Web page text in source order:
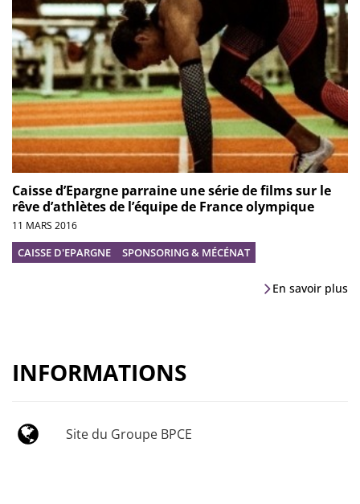
Caisse d’Epargne parraine une série de films sur le
rêve d’athlètes de l’équipe de France olympique
11 MARS 2016
CAISSE D'EPARGNE SPONSORING & MÉCÉNAT
En savoir plus
INFORMATIONS
Site du Groupe BPCE